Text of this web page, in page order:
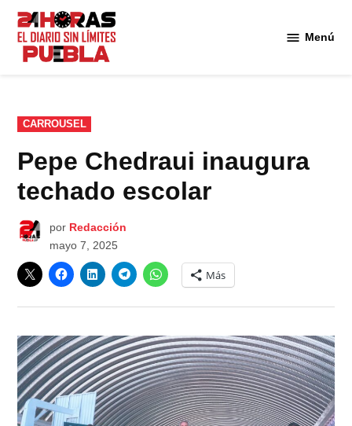
Saltar
contenido
Menú
PUBLICADO
EN
CARROUSEL
Pepe Chedraui inaugura
techado escolar
por Redacción
mayo 7, 2025
Más